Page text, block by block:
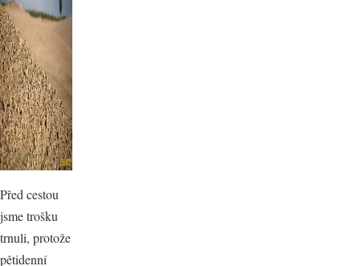
Před cestou
jsme trošku
trnuli, protože
pětidenní